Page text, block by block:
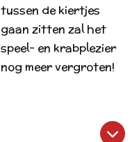
tussen de kiertjes
gaan zitten zal het
speel- en krabplezier
nog meer vergroten!